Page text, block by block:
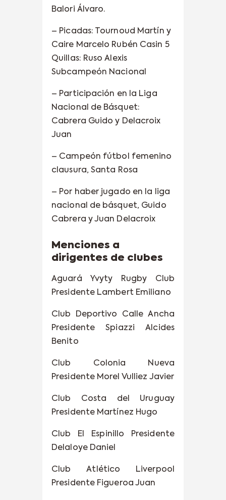
Balori Álvaro.
– Picadas: Tournoud Martín y
Caire Marcelo Rubén Casin 5
Quillas: Ruso Alexis
Subcampeón Nacional
– Participación en la Liga
Nacional de Básquet:
Cabrera Guido y Delacroix
Juan
– Campeón fútbol femenino
clausura, Santa Rosa
– Por haber jugado en la liga
nacional de básquet, Guido
Cabrera y Juan Delacroix
Menciones a
dirigentes de clubes
Aguará Yvyty Rugby Club
Presidente Lambert Emiliano
Club Deportivo Calle Ancha
Presidente Spiazzi Alcides
Benito
Club Colonia Nueva
Presidente Morel Vulliez Javier
Club Costa del Uruguay
Presidente Martínez Hugo
Club El Espinillo Presidente
Delaloye Daniel
Club Atlético Liverpool
Presidente Figueroa Juan